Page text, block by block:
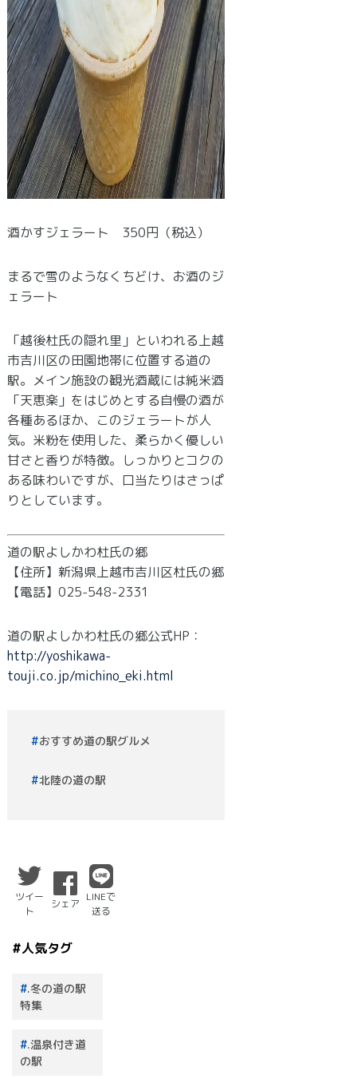
酒かすジェラート 350円（税込）
まるで雪のようなくちどけ、お酒のジ
ェラート
「越後杜氏の隠れ里」といわれる上越
市吉川区の田園地帯に位置する道の
駅。メイン施設の観光酒蔵には純米酒
「天恵楽」をはじめとする自慢の酒が
各種あるほか、このジェラートが人
気。米粉を使用した、柔らかく優しい
甘さと香りが特徴。しっかりとコクの
ある味わいですが、口当たりはさっぱ
りとしています。
道の駅よしかわ杜氏の郷
【住所】新潟県上越市吉川区杜氏の郷
【電話】025-548-2331
道の駅よしかわ杜氏の郷公式HP：
http://yoshikawa-
touji.co.jp/michino_eki.html
おすすめ道の駅グルメ
北陸の道の駅
ツイー
ト
シェア
LINEで
送る
#人気タグ
.冬の道の駅
特集
.温泉付き道
の駅